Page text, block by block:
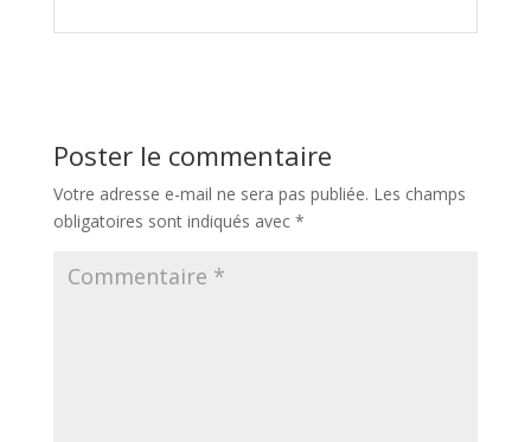
Poster le commentaire
Votre adresse e-mail ne sera pas publiée. Les champs
obligatoires sont indiqués avec *